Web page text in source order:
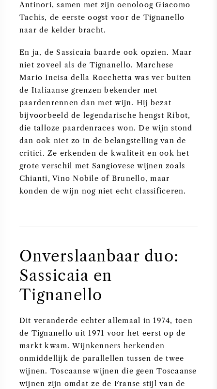
Antinori, samen met zijn oenoloog Giacomo
Tachis, de eerste oogst voor de Tignanello
naar de kelder bracht.
En ja, de Sassicaia baarde ook opzien. Maar
niet zoveel als de Tignanello. Marchese
Mario Incisa della Rocchetta was ver buiten
de Italiaanse grenzen bekender met
paardenrennen dan met wijn. Hij bezat
bijvoorbeeld de legendarische hengst Ribot,
die talloze paardenraces won. De wijn stond
dan ook niet zo in de belangstelling van de
critici. Ze erkenden de kwaliteit en ook het
grote verschil met Sangiovese wijnen zoals
Chianti, Vino Nobile of Brunello, maar
konden de wijn nog niet echt classificeren.
Onverslaanbaar duo:
Sassicaia en
Tignanello
Dit veranderde echter allemaal in 1974, toen
de Tignanello uit 1971 voor het eerst op de
markt kwam. Wijnkenners herkenden
onmiddellijk de parallellen tussen de twee
wijnen. Toscaanse wijnen die geen Toscaanse
wijnen zijn omdat ze de Franse stijl van de